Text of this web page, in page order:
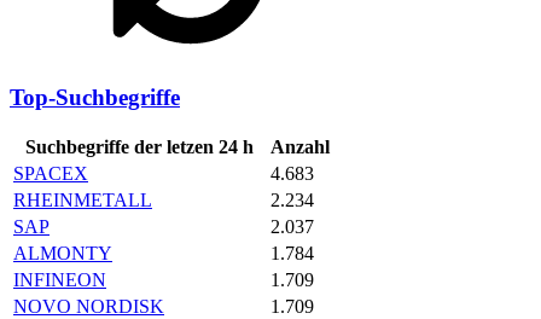
Top-Suchbegriffe
Suchbegriffe der letzen 24 h
Anzahl
SPACEX
4.683
RHEINMETALL
2.234
SAP
2.037
ALMONTY
1.784
INFINEON
1.709
NOVO NORDISK
1.709